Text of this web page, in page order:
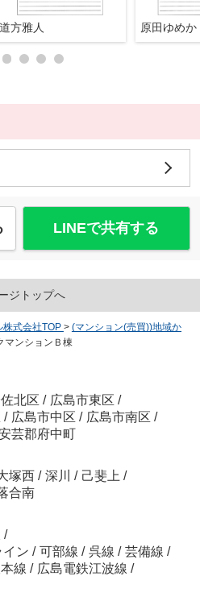
道方雅人 原田ゆめか
LINEで共有する
ジトップへ
株式会社TOP > (マンション(売買))地域か
マンションＢ棟
北区 / 広島市東区 /
/ 広島市中区 / 広島市南区 /
芸郡府中町
塚西 / 深川 / 己斐上 /
合南
/
イン / 可部線 / 呉線 / 芸備線 /
線 / 広島電鉄江波線 /